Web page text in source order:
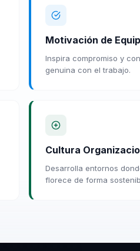
Motivación de
Inspira compromiso y
genuina con el trabajo.
Cultura
Desarrolla entornos
florece de forma